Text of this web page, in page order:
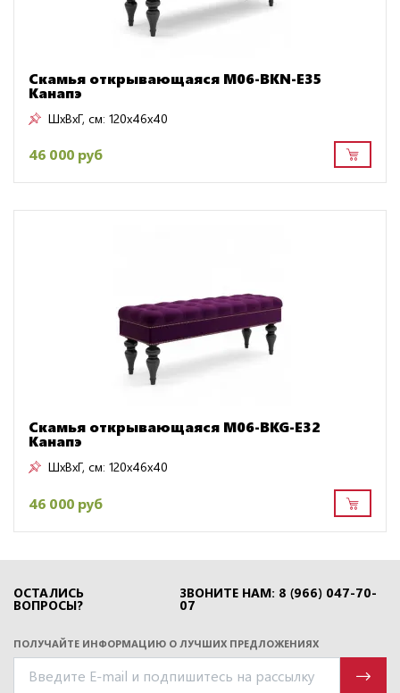
Скамья открывающаяся M06-BKN-E35
Канапэ
ШxВxГ, см: 120x46x40
46 000 руб
Скамья открывающаяся M06-BKG-E32
Канапэ
ШxВxГ, см: 120x46x40
46 000 руб
ОСТАЛИСЬ
ВОПРОСЫ?
ЗВОНИТЕ НАМ: 8 (966) 047-70-
07
ПОЛУЧАЙТЕ ИНФОРМАЦИЮ О ЛУЧШИХ ПРЕДЛОЖЕНИЯХ